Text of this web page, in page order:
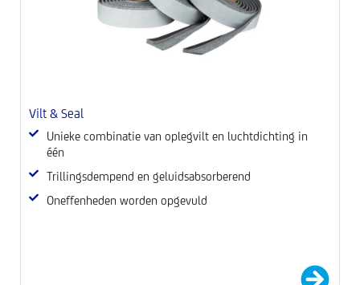
Vilt & Seal
Unieke combinatie van oplegvilt en luchtdichting in
één
Trillingsdempend en geluidsabsorberend
Oneffenheden worden opgevuld